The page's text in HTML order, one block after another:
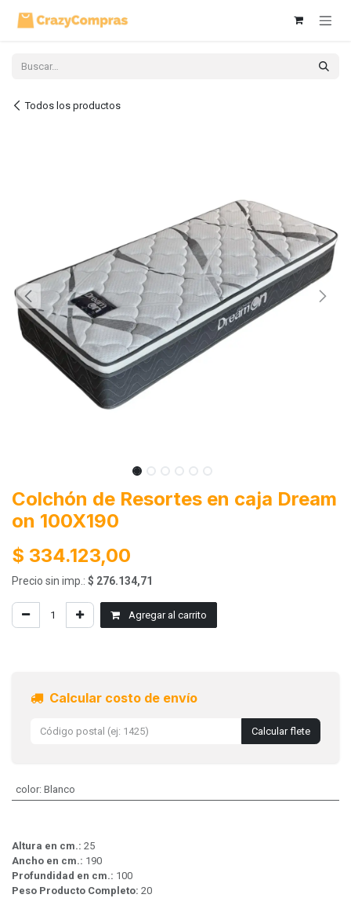
Todos los productos
Colchón de Resortes en caja Dream
on 100X190
$ 334.123,00
Precio sin imp.: $ 276.134,71
Agregar al carrito
Calcular costo de envío
Calcular flete
color: Blanco
Altura en cm.: 25
Ancho en cm.: 190
Profundidad en cm.: 100
Peso Producto Completo: 20